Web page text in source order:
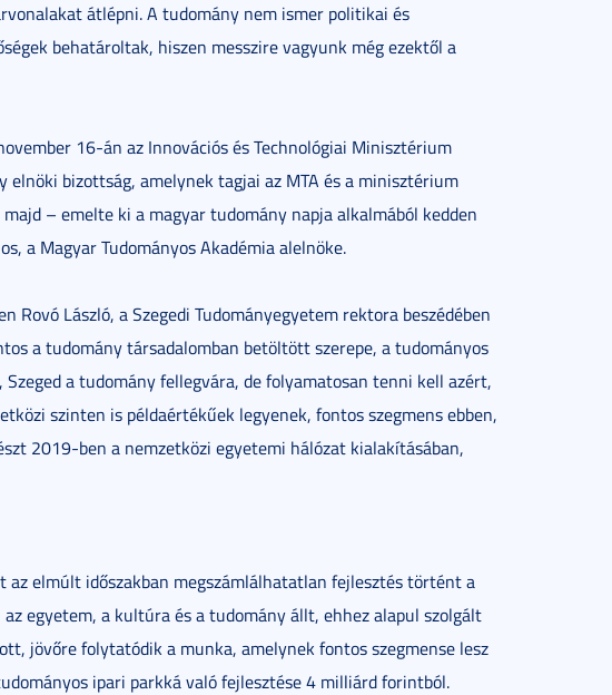
átlépni. A tudomány nem ismer politikai és
behatároltak, hiszen messzire vagyunk még ezektől a
16-án az Innovációs és Technológiai Minisztérium
elnöki bizottság, amelynek tagjai az MTA és a minisztérium
– emelte ki a magyar tudomány napja alkalmából kedden
a Magyar Tudományos Akadémia alelnöke.
Rovó László, a Szegedi Tudományegyetem rektora beszédében
a tudomány társadalomban betöltött szerepe, a tudományos
a tudomány fellegvára, de folyamatosan tenni kell azért,
szinten is példaértékűek legyenek, fontos szegmens ebben,
2019-ben a nemzetközi egyetemi hálózat kialakításában,
az elmúlt időszakban megszámlálhatatlan fejlesztés történt a
egyetem, a kultúra és a tudomány állt, ehhez alapul szolgált
jövőre folytatódik a munka, amelynek fontos szegmense lesz
ipari parkká való fejlesztése 4 milliárd forintból.